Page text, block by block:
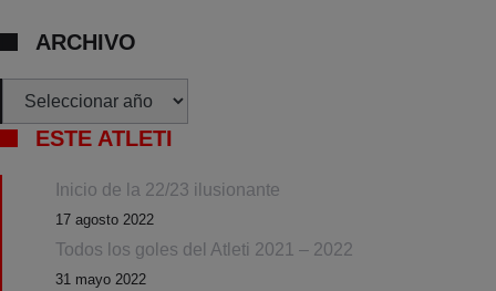
ARCHIVO
Archivos
ESTE ATLETI
Inicio de la 22/23 ilusionante
17 agosto 2022
Todos los goles del Atleti 2021 – 2022
31 mayo 2022